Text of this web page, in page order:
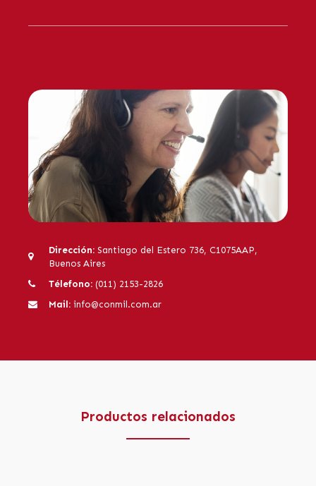
Dirección:Santiago del Estero 736, C1075AAP,
Buenos Aires
Télefono:(011) 2153-2826
Mail:info@conmil.com.ar
Productos relacionados